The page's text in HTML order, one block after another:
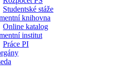
Studentské stáže
knihovna
Online katalog
institut
Práce PI